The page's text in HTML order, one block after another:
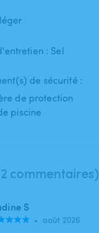
: Sel
de sécurité :
de protection
piscine
commentaires)
S
• août 2026